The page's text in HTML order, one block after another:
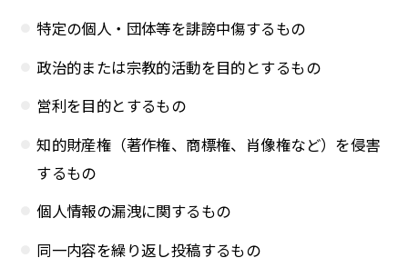
特定の個人・団体等を誹謗中傷するもの
政治的または宗教的活動を目的とするもの
営利を目的とするもの
知的財産権（著作権、商標権、肖像権など）を侵害
するもの
個人情報の漏洩に関するもの
同一内容を繰り返し投稿するもの